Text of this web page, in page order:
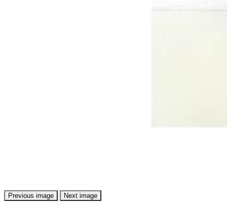
Previous image Next image